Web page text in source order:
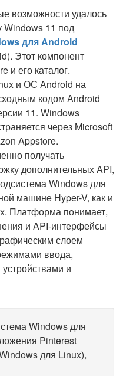
возможности удалось
Windows 11 под
для Android
Этот компонент
и его каталог.
и ОС Android на
кодом Android
11. Windows
через Microsoft
Appstore.
получать
дополнительных API,
Windows для
машине Hyper-V, как и
Платформа понимает,
и API-интерфейсы
слоем
ввода,
и
Windows для
Pinterest
для Linux),